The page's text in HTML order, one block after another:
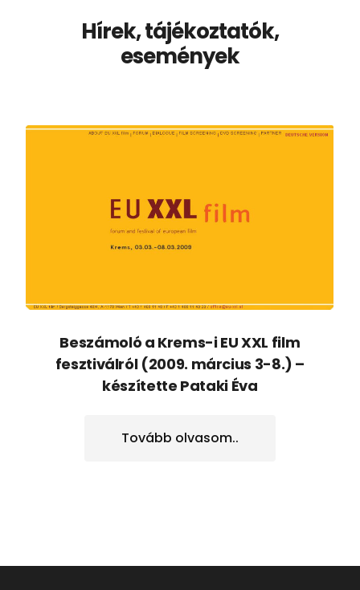
Hírek, tájékoztatók,
események
Beszámoló a Krems-i EU XXL film
fesztiválról (2009. március 3-8.) –
készítette Pataki Éva
Tovább olvasom..